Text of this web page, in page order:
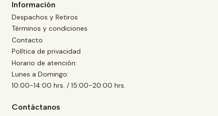
Información
Despachos y Retiros
Términos y condiciones
Contacto
Política de privacidad
Horario de atención:
Lunes a Domingo:
10:00-14:00 hrs. / 15:00-20:00 hrs.
Contáctanos